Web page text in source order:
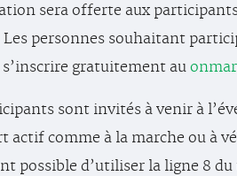
sera offerte aux
personnes souhaitant
gratuitement au
sont invités à venir à
actif comme à la marche ou à
possible d’utiliser la ligne 8